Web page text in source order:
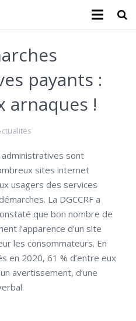
payants :
arnaques !
sont
sites internet
usagers des services
La DGCCRF a
que bon nombre de
l’apparence d’un site
les consommateurs. En
en 2020, 61 % d’entre eux
avertissement, d’une